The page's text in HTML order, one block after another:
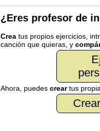
¿Eres profesor de
Creatus propios ejercicios,
canción que quieras, y
Ahora, puedes creartus